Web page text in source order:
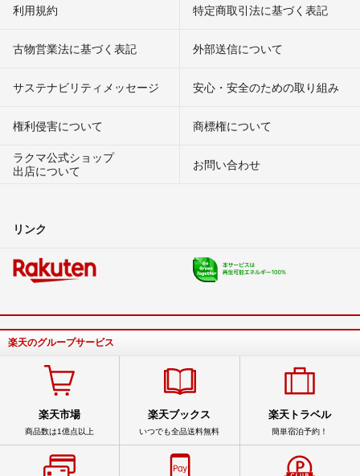
利用規約 特定商取引法に基づく表記
古物営業法に基づく表記 外部送信について
サステナビリティメッセージ 安心・安全のための取り組み
権利侵害について
商標権について
ラクマ公式ショップ
出店について
お問い合わせ
リンク
楽天のグループサービス
楽天市場
商品数は1億点以上
楽天ブックス
いつでも全品送料無料
楽天トラベル
簡単宿泊予約！